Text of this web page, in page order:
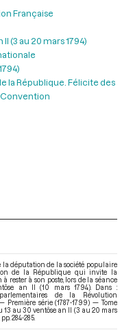
Française
II (3 au 20 mars 1794)
la République. Félicite des
la députation de la société populaire
de la République qui invite la
rester à son poste, lors de la séance
an II (10 mars 1794). Dans :
de la Révolution
Première série (1787-1799) — Tome
13 au 30 ventôse an II (3 au 20 mars
284-285.